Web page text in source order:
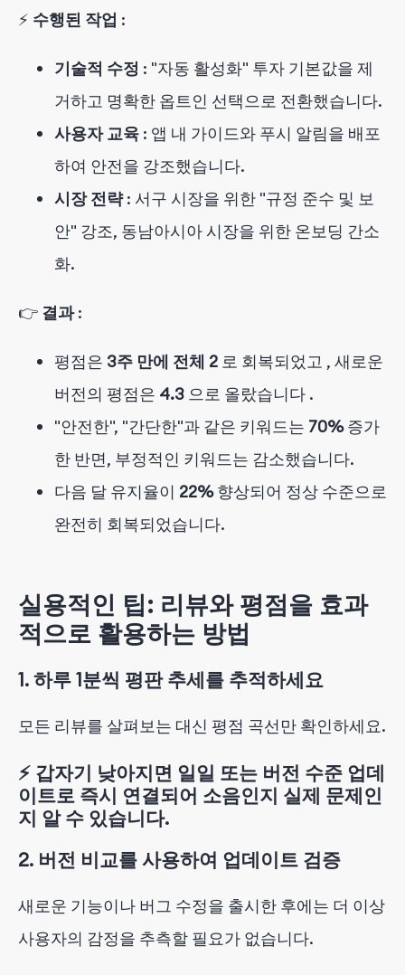
⚡ 수행된 작업 :
기술적 수정 : "자동 활성화" 투자 기본값을 제
거하고 명확한 옵트인 선택으로 전환했습니다.
사용자 교육 : 앱 내 가이드와 푸시 알림을 배포
하여 안전을 강조했습니다.
시장 전략 : 서구 시장을 위한 "규정 준수 및 보
안" 강조, 동남아시아 시장을 위한 온보딩 간소
화.
👉 결과 :
평점은 3주 만에 전체 2 로 회복되었고 , 새로운
버전의 평점은 4.3 으로 올랐습니다 .
"안전한", "간단한"과 같은 키워드는 70%증가
한 반면, 부정적인 키워드는 감소했습니다.
다음 달 유지율이 22%향상되어 정상 수준으로
완전히 회복되었습니다.
실용적인 팁: 리뷰와 평점을 효과
적으로 활용하는 방법
1. 하루 1분씩 평판 추세를 추적하세요
모든 리뷰를 살펴보는 대신 평점 곡선만 확인하세요.
⚡ 갑자기 낮아지면 일일 또는 버전 수준 업데
이트로 즉시 연결되어 소음인지 실제 문제인
지 알 수 있습니다.
2. 버전 비교를 사용하여 업데이트 검증
새로운 기능이나 버그 수정을 출시한 후에는 더 이상
사용자의 감정을 추측할 필요가 없습니다.